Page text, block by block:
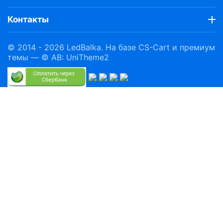
Контакты
© 2014 - 2026 LedBalka. На базе CS-Cart и премиум
темы — © AB: UniTheme2